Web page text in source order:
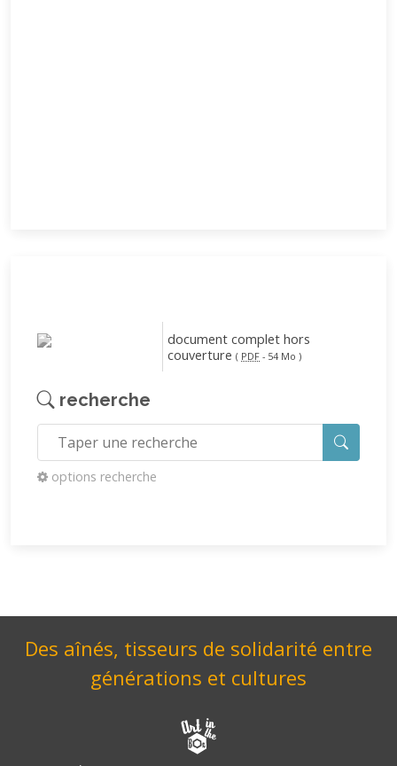
document complet hors
couverture ( PDF - 54 Mo )
recherche
options recherche
Des aînés, tisseurs de solidarité entre
générations et cultures